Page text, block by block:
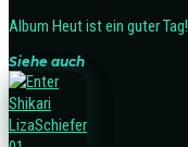
Album Heut ist ein guter Tag!
Siehe auch